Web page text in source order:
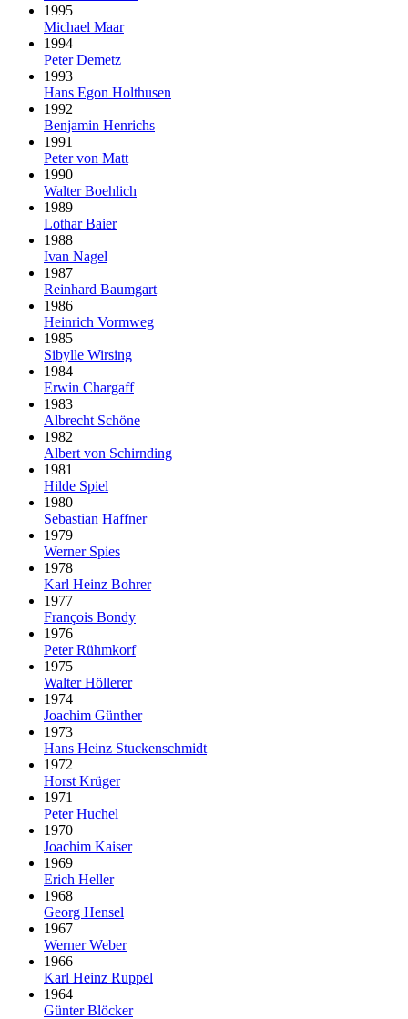
1995
Michael Maar
1994
Peter Demetz
1993
Hans Egon Holthusen
1992
Benjamin Henrichs
1991
Peter von Matt
1990
Walter Boehlich
1989
Lothar Baier
1988
Ivan Nagel
1987
Reinhard Baumgart
1986
Heinrich Vormweg
1985
Sibylle Wirsing
1984
Erwin Chargaff
1983
Albrecht Schöne
1982
Albert von Schirnding
1981
Hilde Spiel
1980
Sebastian Haffner
1979
Werner Spies
1978
Karl Heinz Bohrer
1977
François Bondy
1976
Peter Rühmkorf
1975
Walter Höllerer
1974
Joachim Günther
1973
Hans Heinz Stuckenschmidt
1972
Horst Krüger
1971
Peter Huchel
1970
Joachim Kaiser
1969
Erich Heller
1968
Georg Hensel
1967
Werner Weber
1966
Karl Heinz Ruppel
1964
Günter Blöcker